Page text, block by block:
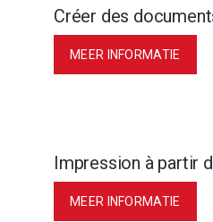
Créer des
MEER INFORMATIE
Impression à partir
MEER INFORMATIE